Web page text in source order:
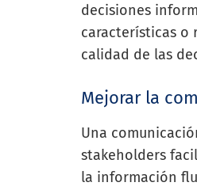
decisiones
características o
calidad de las
Mejorar la
Una
stakeholders
la información